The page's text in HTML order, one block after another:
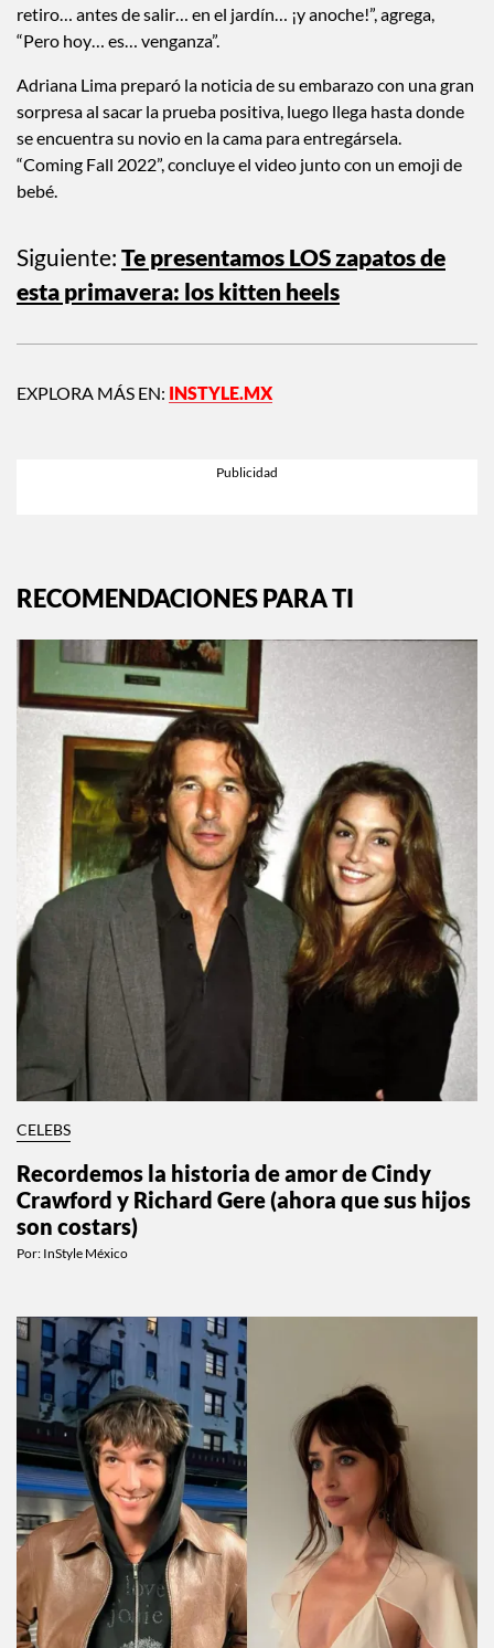
relatan las diversas veces que él la asustó.
subtítulos a medida que aparece cada clip. “En la casa… en un
retiro… antes de salir… en el jardín… ¡y anoche!”, agrega,
“Pero hoy… es… venganza”.
Adriana Lima preparó la noticia de su embarazo con una gran
“Coming Fall 2022”, concluye el video junto con un emoji de
bebé.
esta primavera: los kitten heels
RECOMENDACIONES PARA TI
CELEBS
Recordemos la historia de amor de Cindy
Crawford y Richard Gere (ahora que sus hijos
son costars)
Por: InStyle México